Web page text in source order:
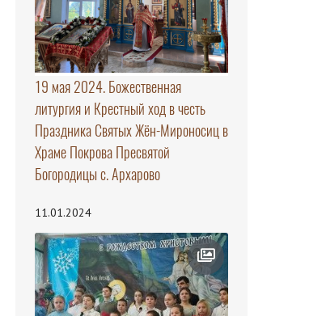
19 мая 2024. Божественная
литургия и Крестный ход в честь
Праздника Святых Жён-Мироносиц в
Храме Покрова Пресвятой
Богородицы с. Архарово
11.01.2024